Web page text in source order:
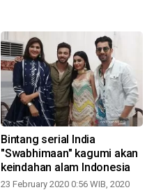
Bintang serial India
"Swabhimaan" kagumi akan
keindahan alam Indonesia
23 February 2020 0:56 WIB, 2020